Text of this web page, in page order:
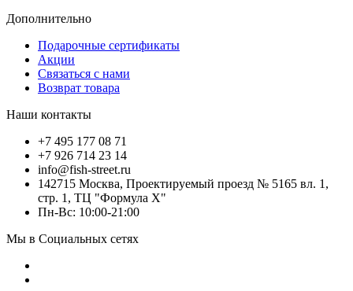
Дополнительно
Подарочные сертификаты
Акции
Связаться с нами
Возврат товара
Наши контакты
+7 495 177 08 71
+7 926 714 23 14
info@fish-street.ru
142715 Москва, Проектируемый проезд № 5165 вл. 1,
стр. 1, ТЦ "Формула X"
Пн-Вс: 10:00-21:00
Мы в Социальных сетях